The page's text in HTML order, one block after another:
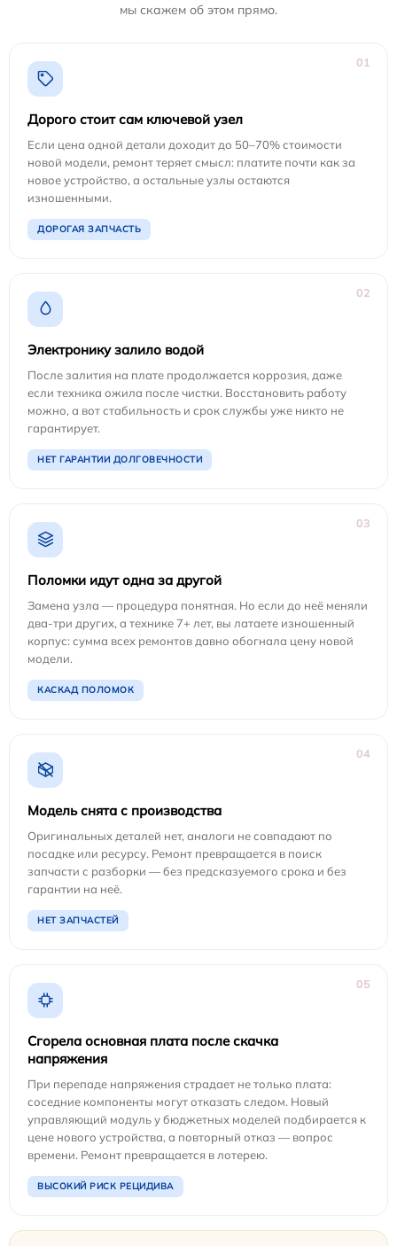
мы скажем об этом прямо.
01
Дорого стоит сам ключевой узел
Если цена одной детали доходит до 50–70% стоимости
новой модели, ремонт теряет смысл: платите почти как за
новое устройство, а остальные узлы остаются
изношенными.
ДОРОГАЯ ЗАПЧАСТЬ
02
Электронику залило водой
После залития на плате продолжается коррозия, даже
если техника ожила после чистки. Восстановить работу
можно, а вот стабильность и срок службы уже никто не
гарантирует.
НЕТ ГАРАНТИИ ДОЛГОВЕЧНОСТИ
03
Поломки идут одна за другой
Замена узла — процедура понятная. Но если до неё меняли
два-три других, а технике 7+ лет, вы латаете изношенный
корпус: сумма всех ремонтов давно обогнала цену новой
модели.
КАСКАД ПОЛОМОК
04
Модель снята с производства
Оригинальных деталей нет, аналоги не совпадают по
посадке или ресурсу. Ремонт превращается в поиск
запчасти с разборки — без предсказуемого срока и без
гарантии на неё.
НЕТ ЗАПЧАСТЕЙ
05
Сгорела основная плата после скачка
напряжения
При перепаде напряжения страдает не только плата:
соседние компоненты могут отказать следом. Новый
управляющий модуль у бюджетных моделей подбирается к
цене нового устройства, а повторный отказ — вопрос
времени. Ремонт превращается в лотерею.
ВЫСОКИЙ РИСК РЕЦИДИВА